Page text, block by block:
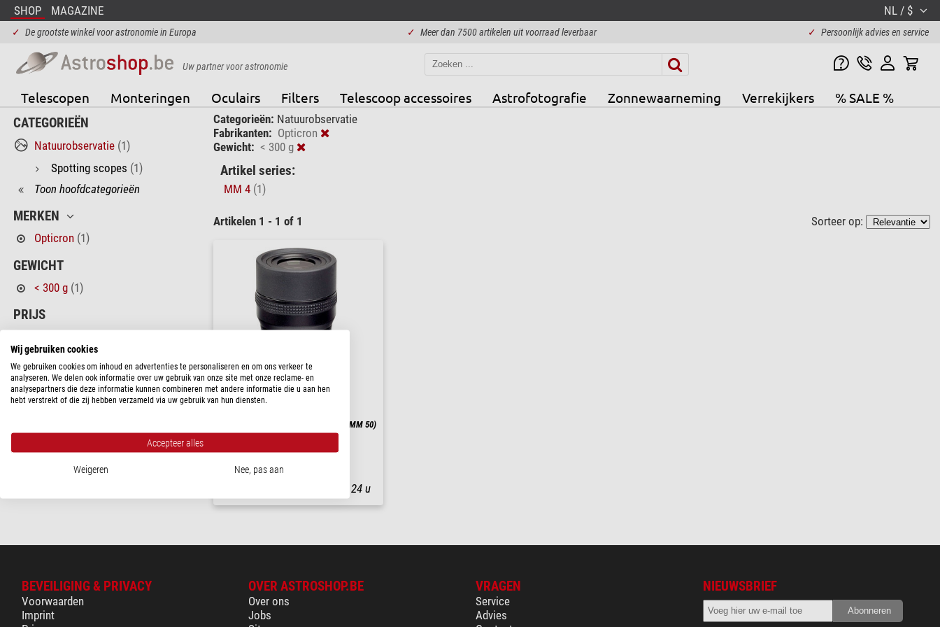
SHOP MAGAZINE NL / $
✓ De grootste winkel voor astronomie in Europa ✓ Meer dan 7500 artikelen uit voorraad leverbaar ✓ Persoonlijk advies en service
Uw partner voor astronomie
Telescopen Monteringen Oculairs Filters Telescoop accessoires Astrofotografie Zonnewaarneming Verrekijkers % SALE %
CATEGORIEËN
Natuurobservatie (1)
Spotting scopes (1)
Toon hoofdcategorieën
MERKEN
Opticron (1)
GEWICHT
< 300 g (1)
PRIJS
LEVERINGS STATUS
in voorraad(1)
Categorieën: Natuurobservatie
Fabrikanten: Opticron
Gewicht: < 300 g
Artikel series:
MM 4 (1)
Artikelen 1 - 1 of 1 Sorteer op:
Zoom oculairs HR-Eyepiece 13-39x (MM 50)
/ 16-48x (MM 60)
$ 253,00
24 u
BEVEILIGING & PRIVACY
Voorwaarden
Imprint
OVER ASTROSHOP.BE
Over ons
Jobs
VRAGEN
Service
Advies
NIEUWSBRIEF
Wij gebruiken cookies
We gebruiken cookies om inhoud en advertenties te personaliseren en om ons verkeer te
analyseren. We delen ook informatie over uw gebruik van onze site met onze reclame- en
analysepartners die deze informatie kunnen combineren met andere informatie die u aan hen
hebt verstrekt of die zij hebben verzameld via uw gebruik van hun diensten.
Accepteer alles
Weigeren Nee, pas aan